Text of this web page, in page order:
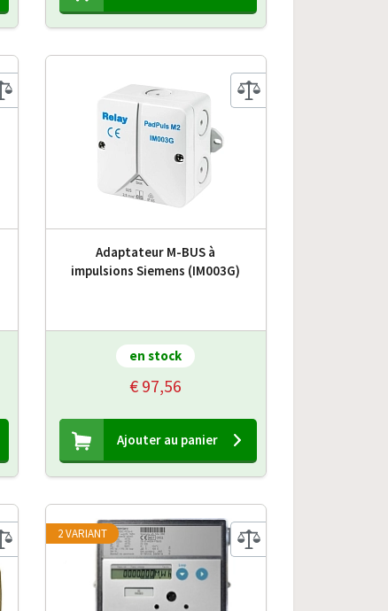
Adaptateur M-BUS à
impulsions Siemens (IM003G)
en stock
€ 97,56
Ajouter au panier
2 VARIANT